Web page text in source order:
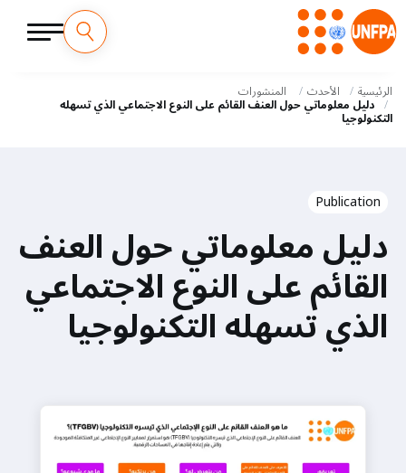
إلى
المحتوى
الرئيسي
M
aالرئيسية الأحدث المنشورات
دليل معلوماتي حول العنف القائم على النوع الاجتماعي الذي تسهله
التكنولوجيا
Publication
دليل معلوماتي حول العنف
القائم على النوع الاجتماعي
الذي تسهله التكنولوجيا